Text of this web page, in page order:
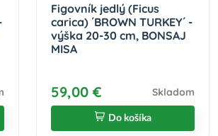
Figovník jedlý (Ficus
carica) ´BROWN TURKEY´ -
výška 20-30 cm, BONSAJ
MISA
59,00 € Skladom
Do košíka